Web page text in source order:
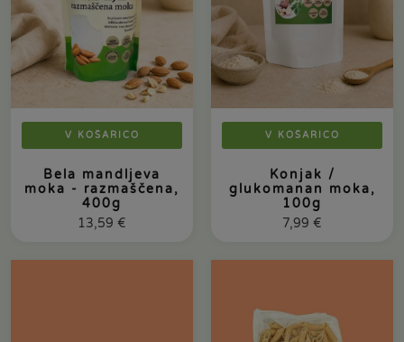
V KOŠARICO
Bela mandljeva
moka - razmaščena,
400g
13,59 €
V KOŠARICO
Konjak /
glukomanan moka,
100g
7,99 €